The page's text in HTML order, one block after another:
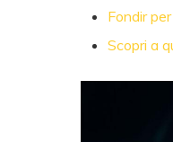
Fondir
Scopri a